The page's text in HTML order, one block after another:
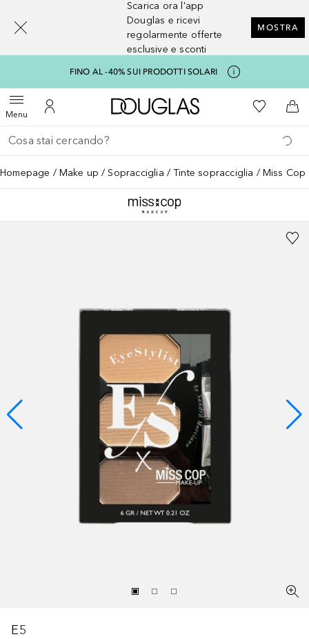
Scarica ora l'app
Douglas e ricevi
regolarmente offerte
esclusive e sconti
MOSTRA
FINO AL -40% SUI PRODOTTI SOLARI
MenuApri menuAl Mio Account
A Douglas HomeAlla Mia
Al
Torna indietro
Esegui ricerca
Homepage Make up Sopracciglia Tinte sopracciglia Miss Cop
E5
[navigation.slideout.screenreader]